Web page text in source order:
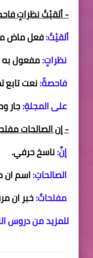
- ألقيْتُ نظراتٍ
ألقيْتُ:فعل ماض
نظراتٍ:مفعول به
فاحصةً:نعت
على المجلةِ:جار
- إن الصالحات
إنَّ:ناسخ حرفي.
الصالحاتِ:اسم
مفلحاتٌ:خبر ان
للمزيد من دروس